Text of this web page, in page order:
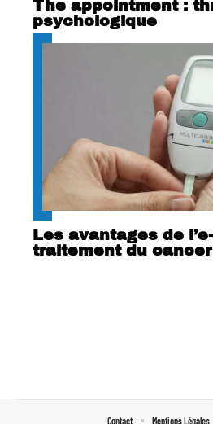
The appointment :
psychologique
Les avantages de
traitement du cancer
Contact Mentions Légales